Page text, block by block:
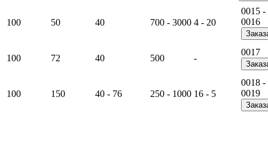
100 50 40 700 - 3000 4 - 20
0015 -
0016
100 72 40 500 -
0017
100 150 40 - 76 250 - 1000 16 - 5
0018 -
0019